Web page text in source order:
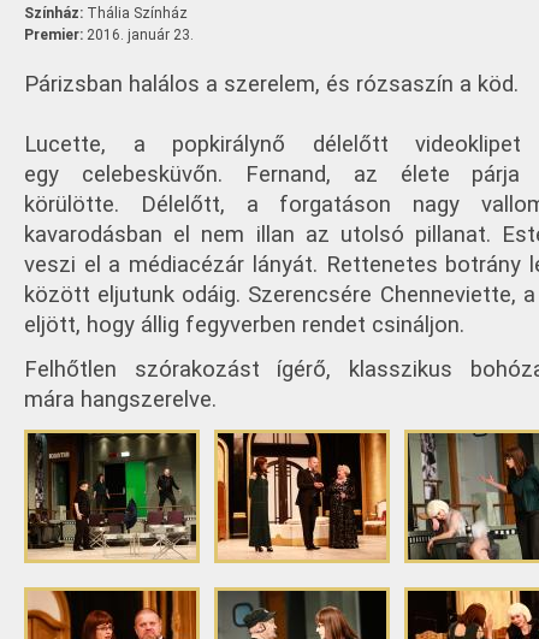
Színház: Thália Színház
Premier: 2016. január 23.
Párizsban halálos a szerelem, és rózsaszín a köd.
Lucette, a popkirálynő délelőtt
egy celebesküvőn. Fernand, az élete
körülötte. Délelőtt, a forgatáson nagy
kavarodásban el nem illan az utolsó pillanat.
veszi el a médiacézár lányát. Rettenetes botrány
között eljutunk odáig. Szerencsére Chenneviette,
eljött, hogy állig fegyverben rendet csináljon.
Felhőtlen szórakozást ígérő, klasszikus
mára hangszerelve.